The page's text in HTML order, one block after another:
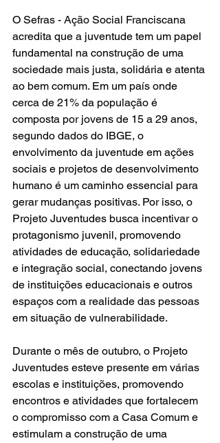
O Sefras - Ação Social Franciscana
acredita que a juventude tem um papel
fundamental na construção de uma
sociedade mais justa, solidária e atenta
ao bem comum. Em um país onde
cerca de 21% da população é
composta por jovens de 15 a 29 anos,
segundo dados do IBGE, o
envolvimento da juventude em ações
sociais e projetos de desenvolvimento
humano é um caminho essencial para
gerar mudanças positivas. Por isso, o
Projeto Juventudes busca incentivar o
protagonismo juvenil, promovendo
atividades de educação, solidariedade
e integração social, conectando jovens
de instituições educacionais e outros
espaços com a realidade das pessoas
em situação de vulnerabilidade.
Durante o mês de outubro, o Projeto
Juventudes esteve presente em várias
escolas e instituições, promovendo
encontros e atividades que fortalecem
o compromisso com a Casa Comum e
estimulam a construção de uma